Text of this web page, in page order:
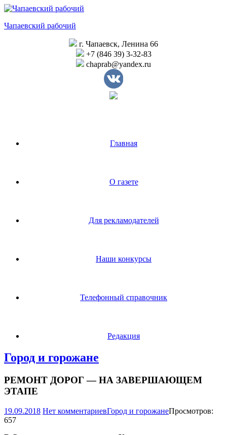
Перейти
содержимому
Чапаевский рабочий
г. Чапаевск, Ленина 66
+7 (846 39) 3-32-83
chaprab@yandex.ru
Главная
О газете
Для рекламодателей
Наши конкурсы
Телефонный справочник
Редакция
Город и горожане
РЕМОНТ ДОРОГ — НА ЗАВЕРШАЮЩЕМ
ЭТАПЕ
19.09.2018 Нет комментариевГород и горожанеПросмотров:
657